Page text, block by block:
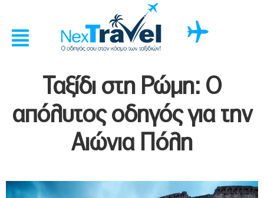
Ταξίδι στη Ρώμη: Ο
απόλυτος οδηγός για την
Αιώνια Πόλη